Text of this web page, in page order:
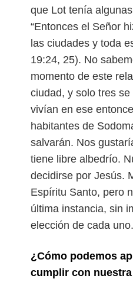
que Lot tenía
“Entonces el Señor
las ciudades y toda
19:24, 25). No
momento de este
ciudad, y solo tres
vivían en ese
habitantes de
salvarán. Nos
tiene libre albedrío.
decidirse por Jesús.
Espíritu Santo, pero
última instancia, sin
elección de cada uno.
¿Cómo podemos
cumplir con